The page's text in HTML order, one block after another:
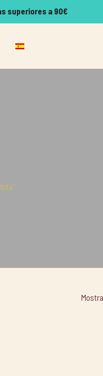
superiores a 90€